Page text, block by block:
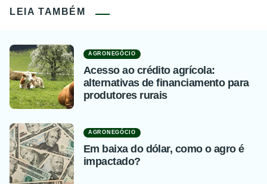
LEIA TAMBÉM
AGRONEGÓCIO
Acesso ao crédito agrícola:
alternativas de financiamento para
produtores rurais
AGRONEGÓCIO
Em baixa do dólar, como o agro é
impactado?